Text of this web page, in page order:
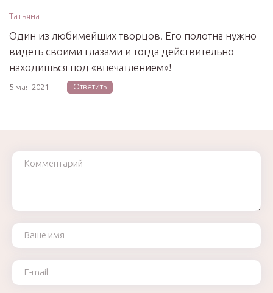
Татьяна
Один из любимейших творцов. Его полотна нужно
видеть своими глазами и тогда действительно
находишься под «впечатлением»!
5 мая 2021 Ответить
Комментарий
Ваше имя
Ваш e-mail